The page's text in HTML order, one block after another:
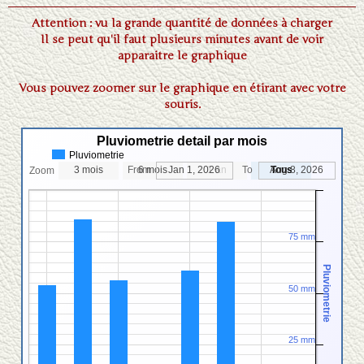
Partenaires▼
Attention : vu la grande quantité de données à charger
Il se peut qu'il faut plusieurs minutes avant de voir
apparaitre le graphique
Vous pouvez zoomer sur le graphique en étirant avec votre
souris.